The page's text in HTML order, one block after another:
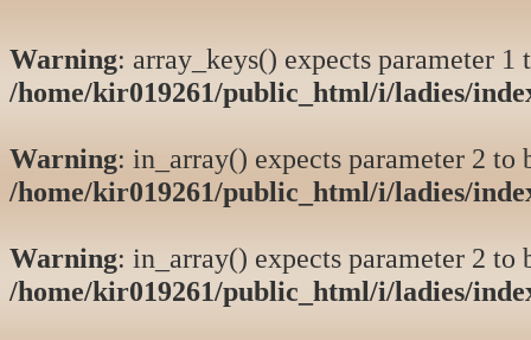
Warning: array_keys() expects parameter
/home/kir019261/public_html/i/ladies/
Warning: in_array() expects parameter 2 to
/home/kir019261/public_html/i/ladies/
Warning: in_array() expects parameter 2 to
/home/kir019261/public_html/i/ladies/